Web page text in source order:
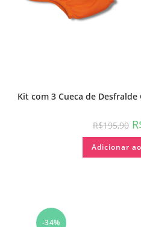
Kit com 3 Cueca de
R$195,90
Adicionar
-34%